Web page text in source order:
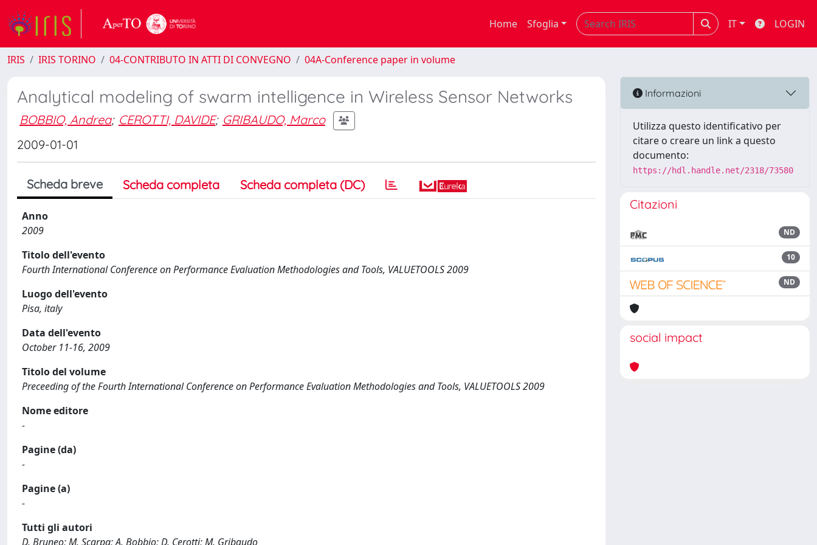
Home Sfoglia IT LOGIN
IRIS IRIS TORINO 04-CONTRIBUTO IN ATTI DI CONVEGNO 04A-Conference paper in volume
Analytical modeling of swarm intelligence in Wireless Sensor Networks
BOBBIO, Andrea; CEROTTI, DAVIDE; GRIBAUDO, Marco
2009-01-01
Scheda breve Scheda completa Scheda completa (DC)
Anno
2009
Titolo dell'evento
Fourth International Conference on Performance Evaluation Methodologies and Tools, VALUETOOLS 2009
Luogo dell'evento
Pisa, italy
Data dell'evento
October 11-16, 2009
Titolo del volume
Preceeding of the Fourth International Conference on Performance Evaluation Methodologies and Tools, VALUETOOLS 2009
Nome editore
-
Pagine (da)
-
Pagine (a)
-
Tutti gli autori
D. Bruneo; M. Scarpa; A. Bobbio; D. Cerotti; M. Gribaudo
Informazioni
Utilizza questo identificativo per
citare o creare un link a questo
documento:
https://hdl.handle.net/2318/73580
Citazioni
ND
10
ND
social impact